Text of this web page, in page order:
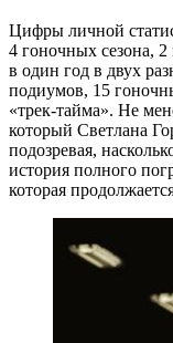
Цифры личной
4 гоночных сезона,
в один год в двух
подиумов, 15
«трек-тайма». Не
который Светлана
подозревая,
история полного
которая